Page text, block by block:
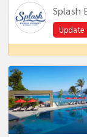
Splash
Update